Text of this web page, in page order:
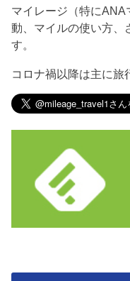
マイレージ（特に
動、マイルの使い方、
す。
コロナ禍以降は主に旅